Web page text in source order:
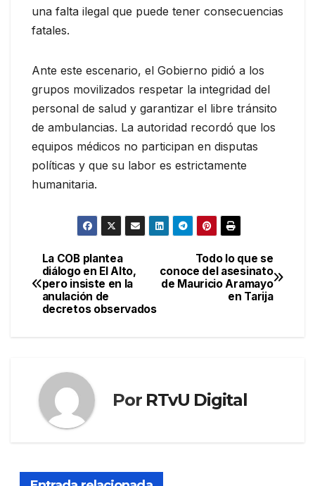
una falta ilegal que puede tener consecuencias
fatales.
Ante este escenario, el Gobierno pidió a los
grupos movilizados respetar la integridad del
personal de salud y garantizar el libre tránsito
de ambulancias. La autoridad recordó que los
equipos médicos no participan en disputas
políticas y que su labor es estrictamente
humanitaria.
Navegación
de
Todo lo que se
conoce del asesinato
de Mauricio Aramayo
en Tarija
La COB plantea
diálogo en El Alto,
pero insiste en la
anulación de
decretos observados
Por RTvU Digital